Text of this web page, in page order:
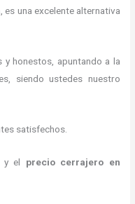
, es una excelente alternativa
honestos, apuntando a la
siendo ustedes nuestro
satisfechos.
y el precio cerrajero en